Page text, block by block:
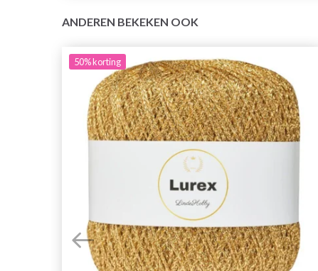
ANDEREN BEKEKEN OOK
50%korting